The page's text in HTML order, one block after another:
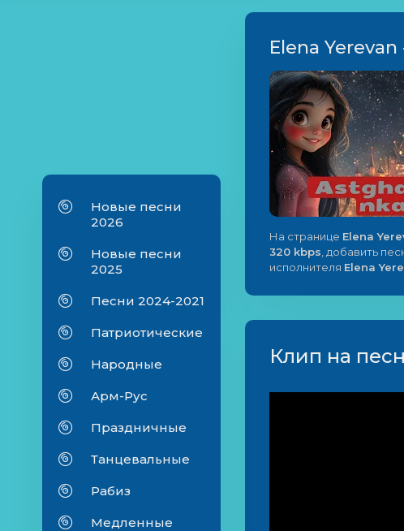
Новые песни
2026
Новые песни
2025
Песни 2024-2021
Патриотические
Народные
Арм-Рус
Праздничные
Танцевальные
Рабиз
Медленные
Elena
На странице Elena
320 kbps , добавить
исполнителя Elena
Клип на